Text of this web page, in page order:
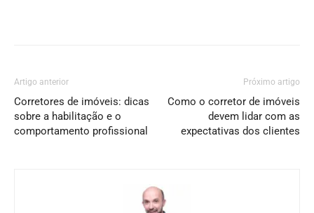
Artigo anterior
Corretores de imóveis: dicas
sobre a habilitação e o
comportamento profissional
Próximo artigo
Como o corretor de imóveis
devem lidar com as
expectativas dos clientes